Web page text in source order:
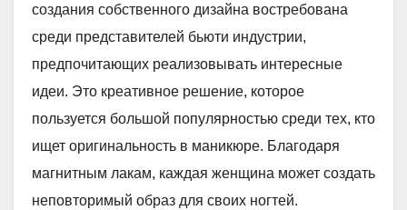
создания собственного дизайна востребована
среди представителей бьюти индустрии,
предпочитающих реализовывать интересные
идеи. Это креативное решение, которое
пользуется большой популярностью среди тех, кто
ищет оригинальность в маникюре. Благодаря
магнитным лакам, каждая женщина может создать
неповторимый образ для своих ногтей.